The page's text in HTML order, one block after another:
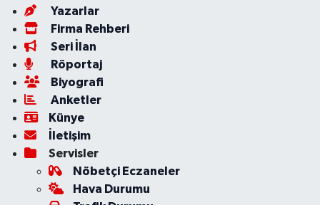
Yazarlar
Firma Rehberi
Seri İlan
Röportaj
Biyografi
Anketler
Künye
İletişim
Servisler
Nöbetçi Eczaneler
Hava Durumu